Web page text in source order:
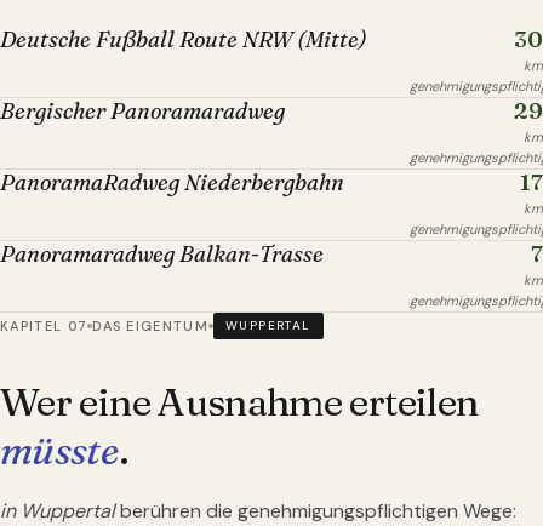
Deutsche Fußball Route NRW (Mitte) 30
km
Bergischer Panoramaradweg 29
km
PanoramaRadweg Niederbergbahn 17
km
Panoramaradweg Balkan-Trasse 7
km
KAPITEL 07 DAS EIGENTUM WUPPERTAL
Wer eine Ausnahme erteilen
müsste.
in Wuppertalberühren die genehmigungspflichtigen Wege: